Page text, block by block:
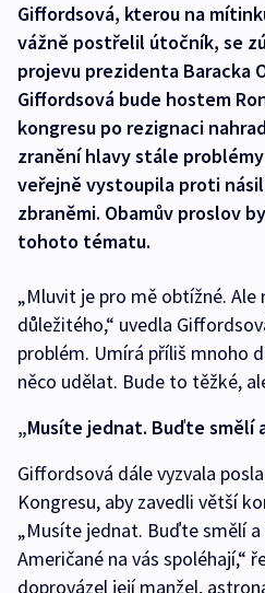
Giffordsová, kterou na
vážně postřelil útočník, se
projevu prezidenta Baracka
Giffordsová bude hostem
kongresu po rezignaci
zranění hlavy stále
veřejně vystoupila proti
zbraněmi. Obamův proslov
tohoto tématu.
„Mluvit je pro mě obtížné. Ale
důležitého,“ uvedla
problém. Umírá příliš mnoho
něco udělat. Bude to těžké,
„Musíte jednat. Buďte smělí
Giffordsová dále vyzvala
Kongresu, aby zavedli větší
„Musíte jednat. Buďte smělí
Američané na vás spoléhají,“
doprovázel její manžel,